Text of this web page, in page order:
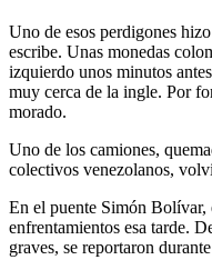
Uno de esos perdigones
escribe. Unas monedas
izquierdo unos minutos
muy cerca de la ingle. Por
morado.
Uno de los camiones,
colectivos venezolanos,
En el puente Simón
enfrentamientos esa tarde.
graves, se reportaron